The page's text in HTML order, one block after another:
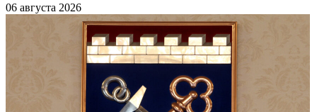
06 августа 2026